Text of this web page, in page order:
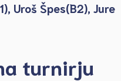
Uroš Špes(B2), Jure
turnirju